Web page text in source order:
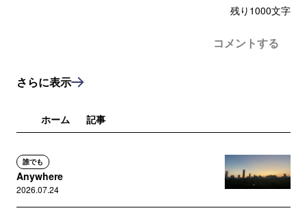
残り 1000文字
コメントする
さらに表示
ホーム 記事
誰でも
Anywhere
2026.07.24